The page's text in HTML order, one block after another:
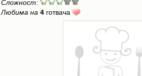
Сложност:
Любима на 4 готвача